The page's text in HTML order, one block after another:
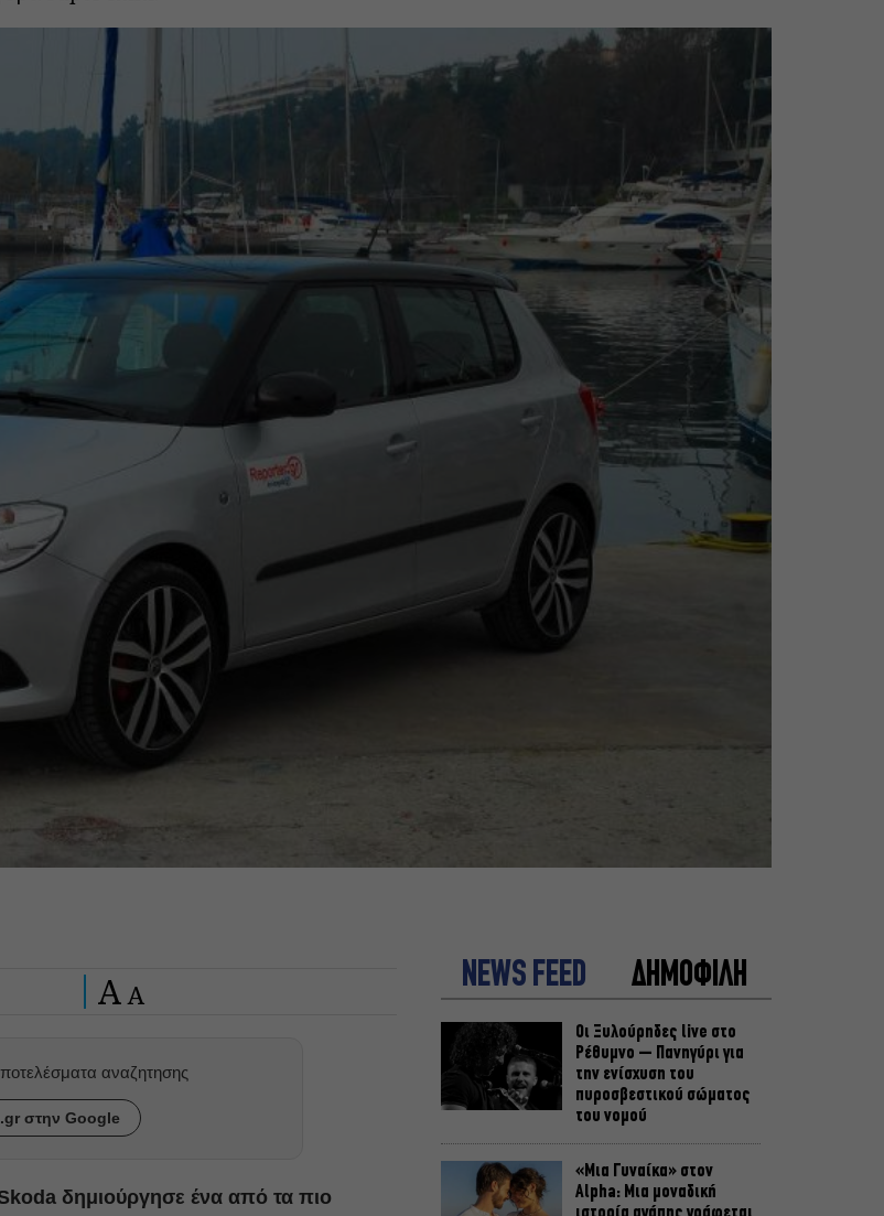
A A
αναζητησης
στην Google
δημιούργησε ένα από τα πιο
NEWS FEED ΔΗΜΟΦΙΛΗ
Οι Ξυλούρηδες live στο
Ρέθυμνο – Πανηγύρι για
την ενίσχυση του
πυροσβεστικού σώματος
του νομού
«Μια Γυναίκα» στον
Alpha: Μια μοναδική